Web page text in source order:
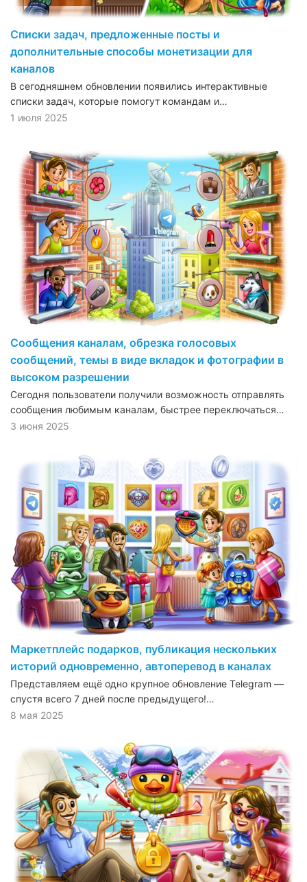
Списки задач, предложенные посты и
дополнительные способы монетизации для
каналов
В сегодняшнем обновлении появились интерактивные
списки задач, которые помогут командам и…
1 июля 2025
Сообщения каналам, обрезка голосовых
сообщений, темы в виде вкладок и фотографии в
высоком разрешении
Сегодня пользователи получили возможность отправлять
сообщения любимым каналам, быстрее переключаться…
3 июня 2025
Маркетплейс подарков, публикация нескольких
историй одновременно, автоперевод в каналах
Представляем ещё одно крупное обновление Telegram —
спустя всего 7 дней после предыдущего!…
8 мая 2025